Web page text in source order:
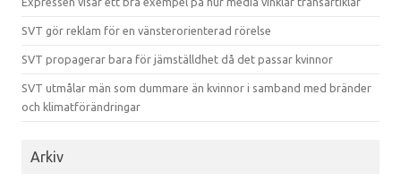
SVT gör reklam för en vänsterorienterad rörelse
SVT propagerar bara för jämställdhet då det passar kvinnor
SVT utmålar män som dummare än kvinnor i samband med bränder
och klimatförändringar
Arkiv